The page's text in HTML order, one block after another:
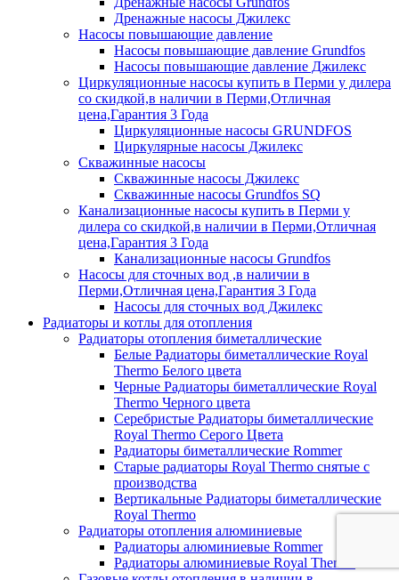
Дренажные насосы Джилекс
Насосы повышающие давление
Насосы повышающие давление Grundfos
Насосы повышающие давление Джилекс
Циркуляционные насосы купить в Перми у дилера
со скидкой,в наличии в Перми,Отличная
цена,Гарантия 3 Года
Циркуляционные насосы GRUNDFOS
Циркулярные насосы Джилекс
Скважинные насосы
Скважинные насосы Джилекс
Скважинные насосы Grundfos SQ
Канализационные насосы купить в Перми у
дилера со скидкой,в наличии в Перми,Отличная
цена,Гарантия 3 Года
Канализационные насосы Grundfos
Насосы для сточных вод ,в наличии в
Перми,Отличная цена,Гарантия 3 Года
Насосы для сточных вод Джилекс
Радиаторы и котлы для отопления
Радиаторы отопления биметаллические
Белые Радиаторы биметаллические Royal
Thermo Белого цвета
Черные Радиаторы биметаллические Royal
Thermo Черного цвета
Серебристые Радиаторы биметаллические
Royal Thermo Серого Цвета
Радиаторы биметаллические Rommer
Старые радиаторы Royal Thermo снятые с
производства
Вертикальные Радиаторы биметаллические
Royal Thermo
Радиаторы отопления алюминиевые
Радиаторы алюминиевые Rommer
Радиаторы алюминиевые Royal Thermo